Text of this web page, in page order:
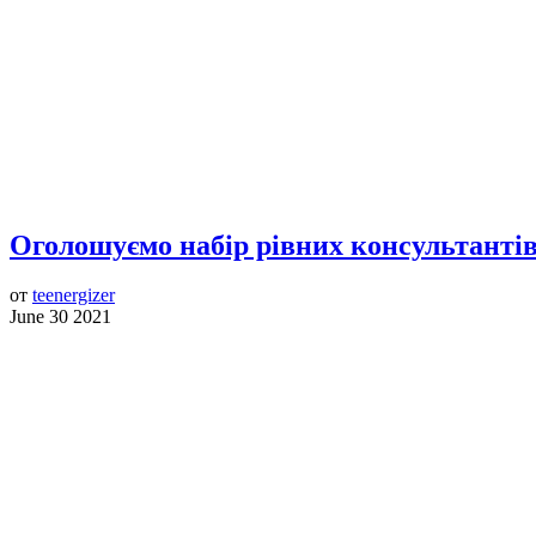
Оголошуємо набір рівних
от teenergizer
June 30 2021